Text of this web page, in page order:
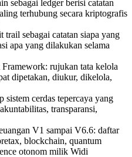
sebagai ledger berisi catatan
terhubung secara kriptografis
sebagai catatan siapa yang
apa yang dilakukan selama
rujukan tata kelola
dipetakan, diukur, dikelola,
cerdas tepercaya yang
transparansi,
V1 sampai V6.6: daftar
blockchain, quantum
otonom milik Widi